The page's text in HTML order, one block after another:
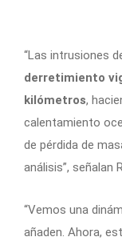
“Las intrusiones
derretimiento
kilómetros,
calentamiento
de pérdida de
análisis”, señalan
“Vemos una
añaden. Ahora,